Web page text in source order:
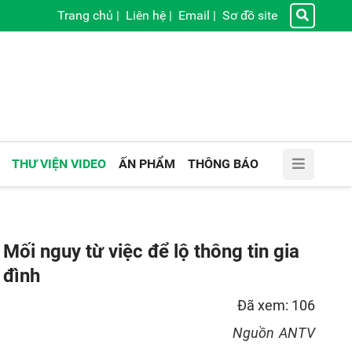
Trang chủ | Liên hệ | Email | Sơ đồ site
THƯ VIỆN VIDEO ẤN PHẨM THÔNG BÁO
Mối nguy từ việc để lộ thông tin gia
đình
Đã xem: 106
Nguồn ANTV